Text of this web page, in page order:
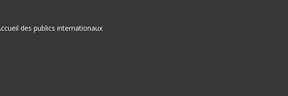
des publics internationaux